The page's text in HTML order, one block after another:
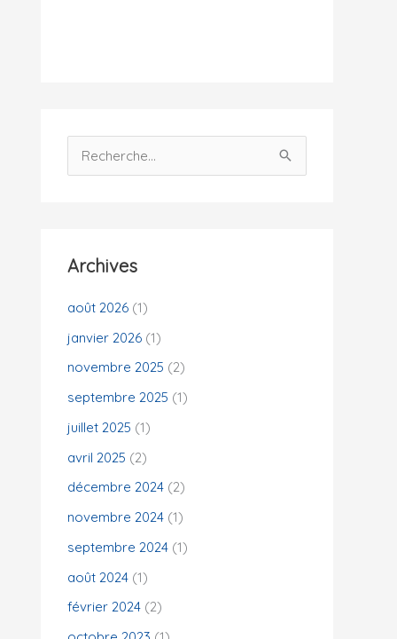
e
c
h
:
Archives
août 2026 (1)
janvier 2026 (1)
novembre 2025 (2)
septembre 2025 (1)
juillet 2025 (1)
avril 2025 (2)
décembre 2024 (2)
novembre 2024 (1)
septembre 2024 (1)
août 2024 (1)
février 2024 (2)